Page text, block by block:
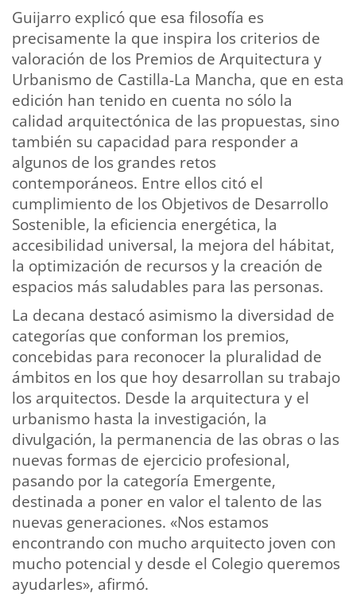
Guijarro explicó que esa filosofía es
precisamente la que inspira los criterios de
valoración de los Premios de Arquitectura y
Urbanismo de Castilla-La Mancha, que en esta
edición han tenido en cuenta no sólo la
calidad arquitectónica de las propuestas, sino
también su capacidad para responder a
algunos de los grandes retos
contemporáneos. Entre ellos citó el
cumplimiento de los Objetivos de Desarrollo
Sostenible, la eficiencia energética, la
accesibilidad universal, la mejora del hábitat,
la optimización de recursos y la creación de
espacios más saludables para las personas.
La decana destacó asimismo la diversidad de
categorías que conforman los premios,
concebidas para reconocer la pluralidad de
ámbitos en los que hoy desarrollan su trabajo
los arquitectos. Desde la arquitectura y el
urbanismo hasta la investigación, la
divulgación, la permanencia de las obras o las
nuevas formas de ejercicio profesional,
pasando por la categoría Emergente,
destinada a poner en valor el talento de las
nuevas generaciones. «Nos estamos
encontrando con mucho arquitecto joven con
mucho potencial y desde el Colegio queremos
ayudarles», afirmó.